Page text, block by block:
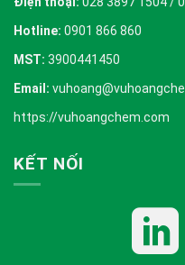
Hotline: 0901 866 860
MST: 3900441450
Email:
https://vuhoangchem.com
KẾT NỐI